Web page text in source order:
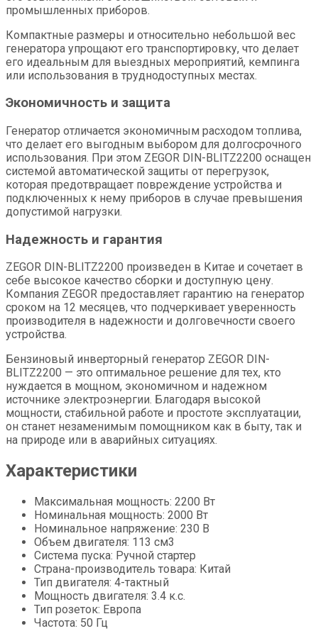
промышленных приборов.
Компактные размеры и относительно небольшой вес
генератора упрощают его транспортировку, что делает
его идеальным для выездных мероприятий, кемпинга
или использования в труднодоступных местах.
Экономичность и защита
Генератор отличается экономичным расходом топлива,
что делает его выгодным выбором для долгосрочного
использования. При этом ZEGOR DIN-BLITZ2200 оснащен
системой автоматической защиты от перегрузок,
которая предотвращает повреждение устройства и
подключенных к нему приборов в случае превышения
допустимой нагрузки.
Надежность и гарантия
ZEGOR DIN-BLITZ2200 произведен в Китае и сочетает в
себе высокое качество сборки и доступную цену.
Компания ZEGOR предоставляет гарантию на генератор
сроком на 12 месяцев, что подчеркивает уверенность
производителя в надежности и долговечности своего
устройства.
Бензиновый инверторный генератор ZEGOR DIN-
BLITZ2200 — это оптимальное решение для тех, кто
нуждается в мощном, экономичном и надежном
источнике электроэнергии. Благодаря высокой
мощности, стабильной работе и простоте эксплуатации,
он станет незаменимым помощником как в быту, так и
на природе или в аварийных ситуациях.
Характеристики
Максимальная мощность: 2200 Вт
Номинальная мощность: 2000 Вт
Номинальное напряжение: 230 В
Объем двигателя: 113 см3
Система пуска: Ручной стартер
Страна-производитель товара: Китай
Тип двигателя: 4-тактный
Мощность двигателя: 3.4 к.с.
Тип розеток: Европа
Частота: 50 Гц